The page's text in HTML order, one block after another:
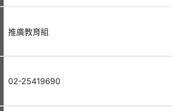
推廣教育組
02-25419690